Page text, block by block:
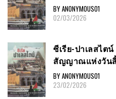
BY ANONYMOUS01
02/03/2026
ซีเรีย​-ปาเลสไต
สัญญาณ​แห่งวัน
BY ANONYMOUS01
23/02/2026